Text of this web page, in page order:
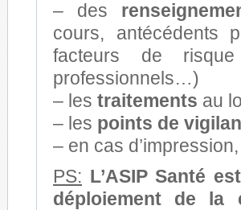
– des
cours, antécédents
facteurs de
professionnels…)
– les traitements au
– les points de
– en cas
PS: L’ASIP Santé
déploiement de la